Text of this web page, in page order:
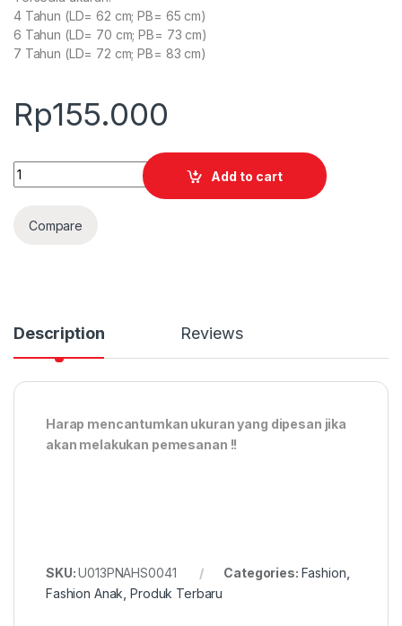
4 Tahun (LD= 62 cm; PB= 65 cm)
6 Tahun (LD= 70 cm; PB= 73 cm)
7 Tahun (LD= 72 cm; PB= 83 cm)
Rp155.000
Quantity
Add to cart
Compare
Description Reviews
Harap mencantumkan ukuran yang dipesan jika
akan melakukan pemesanan !!
SKU:U013PNAHS0041 Categories: Fashion
Fashion Anak ,Produk Terbaru